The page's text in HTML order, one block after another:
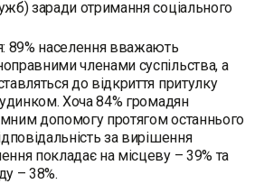
заради отримання соціального
89% населення вважають
членами суспільства, а
до відкриття притулку
Хоча 84% громадян
допомогу протягом останнього
за вирішення
покладає на місцеву – 39% та
– 38%.